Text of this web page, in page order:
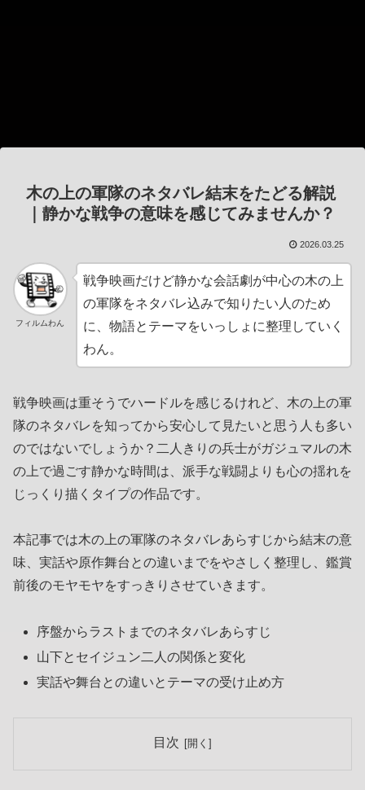
木の上の軍隊のネタバレ結末をたどる解説
｜静かな戦争の意味を感じてみませんか？
2026.03.25
フィルムわん
戦争映画だけど静かな会話劇が中心の木の上
の軍隊をネタバレ込みで知りたい人のため
に、物語とテーマをいっしょに整理していく
わん。
戦争映画は重そうでハードルを感じるけれど、木の上の軍
隊のネタバレを知ってから安心して見たいと思う人も多い
のではないでしょうか？二人きりの兵士がガジュマルの木
の上で過ごす静かな時間は、派手な戦闘よりも心の揺れを
じっくり描くタイプの作品です。
本記事では木の上の軍隊のネタバレあらすじから結末の意
味、実話や原作舞台との違いまでをやさしく整理し、鑑賞
前後のモヤモヤをすっきりさせていきます。
序盤からラストまでのネタバレあらすじ
山下とセイジュン二人の関係と変化
実話や舞台との違いとテーマの受け止め方
目次